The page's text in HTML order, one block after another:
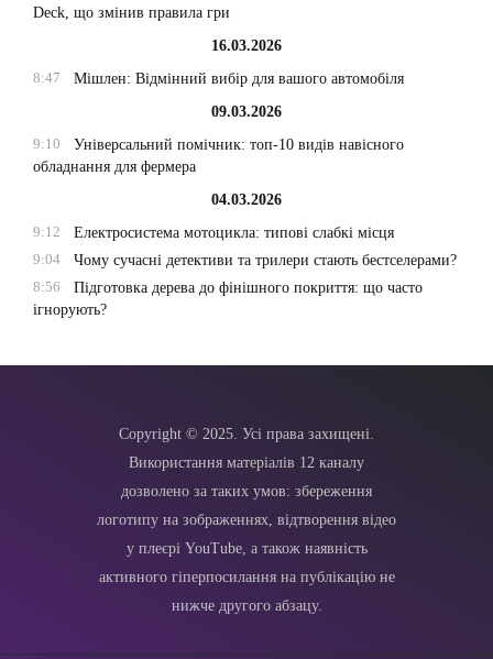
Deck, що змінив правила гри
16.03.2026
8:47
Мішлен: Відмінний вибір для вашого автомобіля
09.03.2026
9:10
Універсальний помічник: топ-10 видів навісного
обладнання для фермера
04.03.2026
9:12
Електросистема мотоцикла: типові слабкі місця
9:04
Чому сучасні детективи та трилери стають бестселерами?
8:56
Підготовка дерева до фінішного покриття: що часто
ігнорують?
Copyright © 2025. Усі права захищені.
Використання матеріалів 12 каналу
дозволено за таких умов: збереження
логотипу на зображеннях, відтворення відео
у плеєрі YouTube, а також наявність
активного гіперпосилання на публікацію не
нижче другого абзацу.